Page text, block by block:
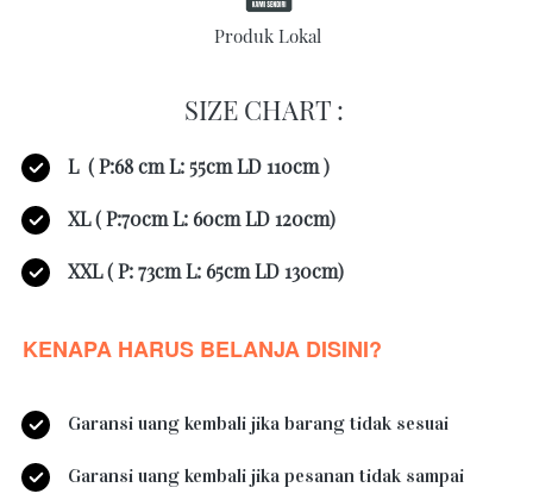
Produk Lokal
SIZE CHART :
L  ( P:68 cm L: 55cm LD 110cm )
XL ( P:70cm L: 60cm LD 120cm)
XXL ( P: 73cm L: 65cm LD 130cm)
KENAPA HARUS BELANJA DISINI?
Garansi uang kembali jika barang tidak sesuai
Garansi uang kembali jika pesanan tidak sampai